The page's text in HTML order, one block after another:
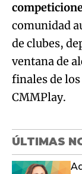
comunidad
de clubes,
ventana de
finales de los
CMMPlay.
ÚLTIMAS